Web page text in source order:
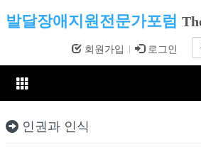
발달장애지원전문가포럼
회원가입 로그인
인권과 인식